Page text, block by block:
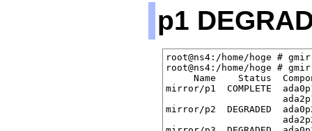
p1
root@ns4:/home/hoge #
root@ns4:/home/hoge #
Name    Status
mirror/p1  COMPLETE
mirror/p2  DEGRADED